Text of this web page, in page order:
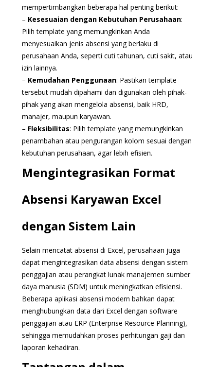
mempertimbangkan beberapa hal penting berikut:
– Kesesuaian dengan Kebutuhan Perusahaan:
Pilih template yang memungkinkan Anda
menyesuaikan jenis absensi yang berlaku di
perusahaan Anda, seperti cuti tahunan, cuti sakit, atau
izin lainnya.
– Kemudahan Penggunaan: Pastikan template
tersebut mudah dipahami dan digunakan oleh pihak-
pihak yang akan mengelola absensi, baik HRD,
manajer, maupun karyawan.
– Fleksibilitas: Pilih template yang memungkinkan
penambahan atau pengurangan kolom sesuai dengan
kebutuhan perusahaan, agar lebih efisien.
Mengintegrasikan Format
Absensi Karyawan Excel
dengan Sistem Lain
Selain mencatat absensi di Excel, perusahaan juga
dapat mengintegrasikan data absensi dengan sistem
penggajian atau perangkat lunak manajemen sumber
daya manusia (SDM) untuk meningkatkan efisiensi.
Beberapa aplikasi absensi modern bahkan dapat
menghubungkan data dari Excel dengan software
penggajian atau ERP (Enterprise Resource Planning),
sehingga memudahkan proses perhitungan gaji dan
laporan kehadiran.